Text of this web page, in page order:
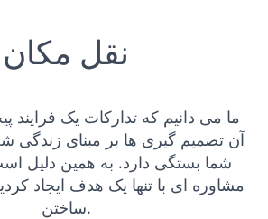
نقل مکان
ما می دانیم که تدارکات یک فرایند
آن تصمیم گیری ها بر مبنای
شما بستگی دارد. به همین دلیل
مشاوره ای با تنها یک هدف ایجاد
ساختن.